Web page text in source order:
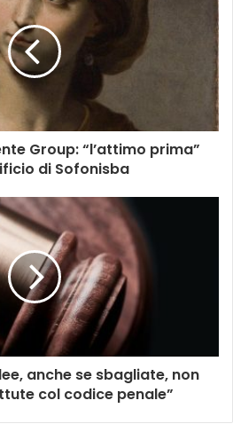
Group: “l’attimo prima”
di Sofonisba
anche se sbagliate, non
col codice penale”